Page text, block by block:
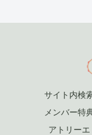
サイト内検
メンバー特
アトリーエ